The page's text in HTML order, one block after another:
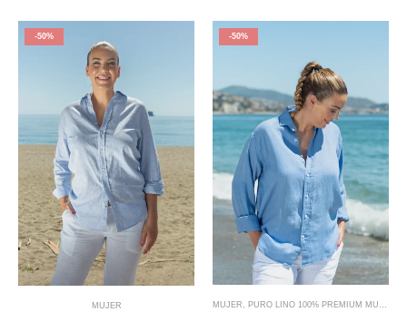
-50%
MUJER
-50%
MUJER , PURO LINO 100% PREMIUM MUJER